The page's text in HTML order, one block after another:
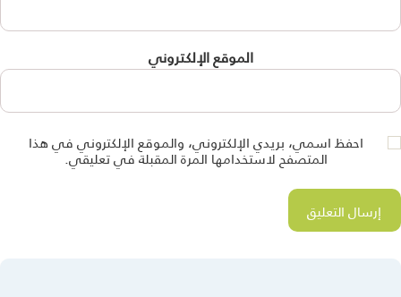
الموقع الإلكتروني
احفظ اسمي، بريدي الإلكتروني، والموقع الإلكتروني في هذا
المتصفح لاستخدامها المرة المقبلة في تعليقي.